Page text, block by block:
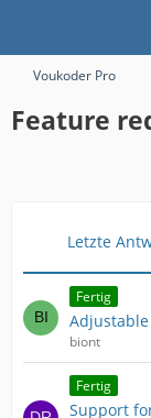
Voukoder Pro
Feature
Letzte
Fertig
Adjustable
biont
Fertig
Support